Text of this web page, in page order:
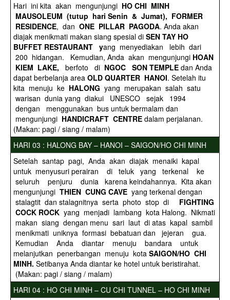
Hari ini kita akan mengunjungi HO CHI MINH
MAUSOLEUM (tutup hari Senin & Jumat), FORMER
RESIDENCE, dan ONE PILLAR PAGODA. Anda akan
diajak menikmati makan siang spesial di SEN TAY HO
BUFFET RESTAURANT yang menyediakan lebih dari
200 hidangan. Kemudian, Anda akan mengunjungi HOAN
KIEM LAKE, berfoto di NGOC SON TEMPLE dan Anda
dapat berbelanja area OLD QUARTER HANOI. Setelah itu
kita menuju ke HALONG yang merupakan salah satu
warisan dunia yang diakui UNESCO sejak 1994
dengan menggunakan bus untuk bermalam dan
mengunjungi HANDICRAFT CENTRE dalam perjalanan.
(Makan: pagi / siang / malam)
HARI 03 : HALONG BAY – HANOI – SAIGON/HO CHI MINH
Setelah santap pagi, Anda akan diajak menaiki kapal
untuk menyusuri perairan di teluk yang terkenal ke
seluruh penjuru dunia karena keindahannya. Kita akan
mengunjungi THIEN CUNG CAVE yang terkenal dengan
stalagtit dan stalagnitnya serta photo stop di FIGHTING
COCK ROCK yang menjadi lambang kota Halong. Nikmati
makan siang dengan menu sari laut di atas kapal sambil
menikmati uniknya formasi bebatuan dan jejeran gua.
Kemudian Anda diantar menuju bandara untuk
melanjutkan penerbangan menuju kota SAIGON/HO CHI
MINH. Setibanya Anda diantar ke hotel untuk beristirahat.
(Makan: pagi / siang / malam)
HARI 04 : HO CHI MINH – CU CHI TUNNEL – HO CHI MINH